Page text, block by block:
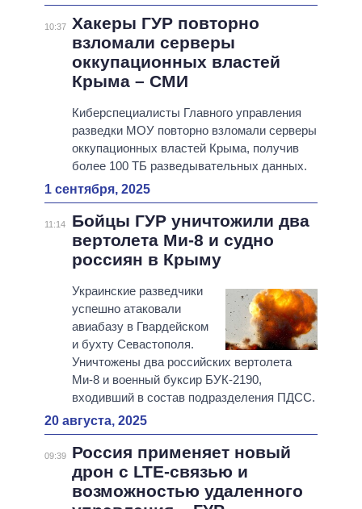
10:37 Хакеры ГУР повторно
взломали серверы
оккупационных властей
Крыма – СМИ
Киберспециалисты Главного управления
разведки МОУ повторно взломали серверы
оккупационных властей Крыма, получив
более 100 ТБ разведывательных данных.
1 сентября, 2025
11:14
Бойцы ГУР уничтожили два
вертолета Ми-8 и судно
россиян в Крыму
Украинские разведчики
успешно атаковали
авиабазу в Гвардейском
и бухту Севастополя.
Уничтожены два российских вертолета
Ми-8 и военный буксир БУК-2190,
входивший в состав подразделения ПДСС.
20 августа, 2025
09:39
Россия применяет новый
дрон с LTE-связью и
возможностью удаленного